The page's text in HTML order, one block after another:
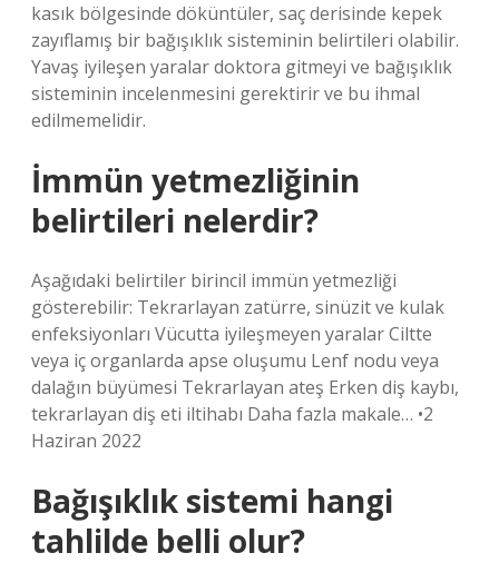
kasık bölgesinde döküntüler, saç derisinde kepek
zayıflamış bir bağışıklık sisteminin belirtileri olabilir.
Yavaş iyileşen yaralar doktora gitmeyi ve bağışıklık
sisteminin incelenmesini gerektirir ve bu ihmal
edilmemelidir.
İmmün yetmezliğinin
belirtileri nelerdir?
Aşağıdaki belirtiler birincil immün yetmezliği
gösterebilir: Tekrarlayan zatürre, sinüzit ve kulak
enfeksiyonları Vücutta iyileşmeyen yaralar Ciltte
veya iç organlarda apse oluşumu Lenf nodu veya
dalağın büyümesi Tekrarlayan ateş Erken diş kaybı,
tekrarlayan diş eti iltihabı Daha fazla makale… •2
Haziran 2022
Bağışıklık sistemi hangi
tahlilde belli olur?